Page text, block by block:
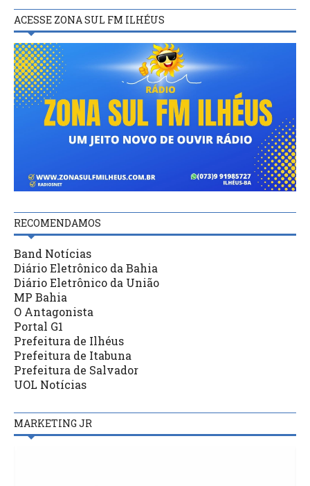
ACESSE ZONA SUL FM ILHÉUS
RECOMENDAMOS
Band Notícias
Diário Eletrônico da Bahia
Diário Eletrônico da União
MP Bahia
O Antagonista
Portal G1
Prefeitura de Ilhéus
Prefeitura de Itabuna
Prefeitura de Salvador
UOL Notícias
MARKETING JR